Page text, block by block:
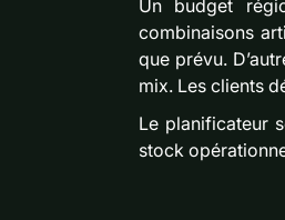
Un budget
combinaisons
que prévu.
mix. Les clients
Le planificateur
stock